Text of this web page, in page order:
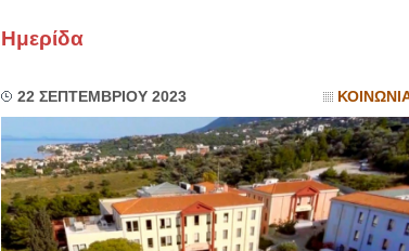
Ημερίδα
22 ΣΕΠΤΕΜΒΡΙΟΥ 2023